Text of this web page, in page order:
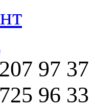
97 37
96 33